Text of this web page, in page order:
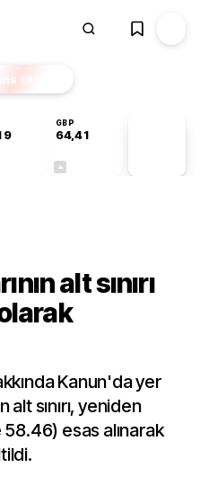
EKSTRA
GBP
64,41
alt sınırı
Kanun'da yer
alt sınırı, yeniden
esas alınarak